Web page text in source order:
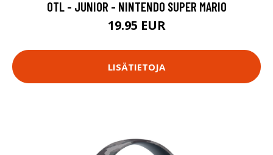
OTL - JUNIOR - NINTENDO SUPER MARIO
19.95 EUR
LISÄTIETOJA